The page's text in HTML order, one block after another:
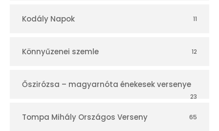
Kodály Napok 11
Könnyűzenei szemle 12
Őszirózsa – magyarnóta énekesek versenye
23
Tompa Mihály Országos Verseny 65